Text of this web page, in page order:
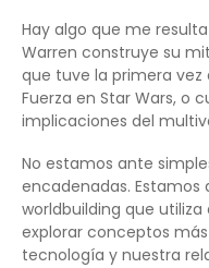
Hay algo que me
Warren construye su
que tuve la primera
Fuerza en Star Wars, o
implicaciones del
No estamos ante
encadenadas.
worldbuilding que
explorar conceptos
tecnología y nuestra